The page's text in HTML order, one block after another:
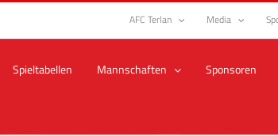
AFC Terlan Media
Spieltabellen Mannschaften Sponsoren